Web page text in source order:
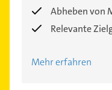
Abheben von
Relevante
Mehr erfahren